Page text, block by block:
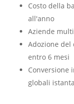
Costo della
all'anno
Aziende
Adozione del
entro 6 mesi
Conversione
globali